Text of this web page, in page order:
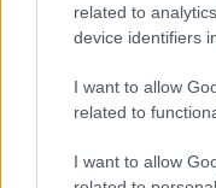
related to
device identifiers
I want to allow
related to
I want to allow
Colpiti i
In pratica, si
d’espressione di